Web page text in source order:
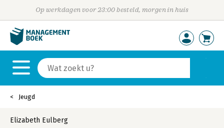
Op werkdagen voor 23:00 besteld, morgen in huis
Jeugd
Elizabeth Eulberg